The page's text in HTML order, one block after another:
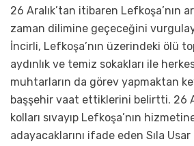
26 Aralık’tan itibaren Lefkoşa’nın
zaman dilimine geçeceğini
İncirli, Lefkoşa’nın üzerindeki ölü
aydınlık ve temiz sokakları ile
muhtarların da görev yapmaktan
başşehir vaat ettiklerini belirtti. 26
kolları sıvayıp Lefkoşa’nın
adayacaklarını ifade eden Sıla